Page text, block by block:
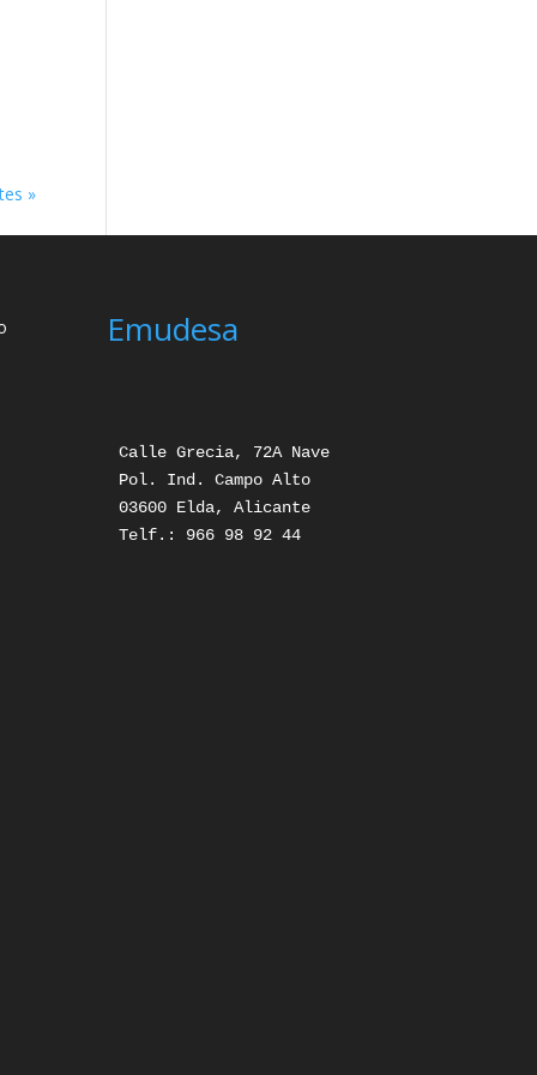
»
Emudesa
Calle Grecia, 72A Nave
Pol. Ind. Campo Alto
03600 Elda, Alicante
Telf.: 966 98 92 44